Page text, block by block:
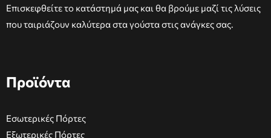
Επισκεφθείτε το κατάστημά μας και θα βρούμε μαζί τις λύσεις
που ταιριάζουν καλύτερα στα γούστα στις ανάγκες σας.
Προϊόντα
Εσωτερικές Πόρτες
Εξωτερικές Πόρτες